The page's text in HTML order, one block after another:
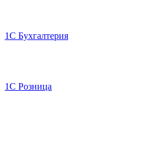
1C Бухгалтерия
1C Розница